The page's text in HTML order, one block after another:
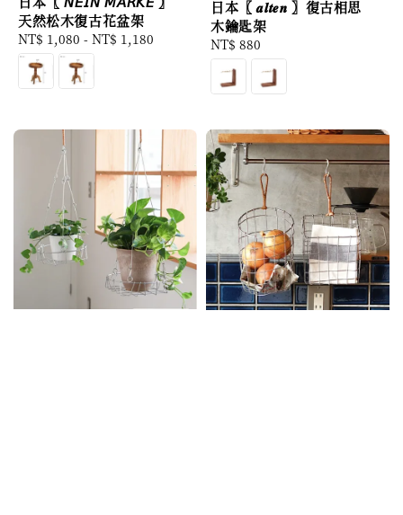
天然松木復古花盆架
Regular
price
NT$ 1,080 - NT$ 1,180
日本〖 𝒂𝒍𝒕𝒆𝒏 〗復古相思
木鑰匙架
Regular
price
NT$ 880